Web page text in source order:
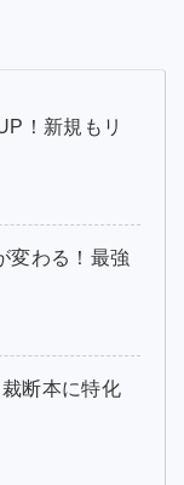
！新規もリ
変わる！最強
断本に特化